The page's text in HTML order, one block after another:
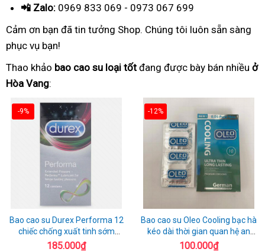
📲 Zalo: 0969 833 069 - 0973 067 699
Cảm ơn bạn đã tin tưởng Shop. Chúng tôi luôn sẵn sàng
phục vụ bạn!
Thao khảo bao cao su loại tốt đang được bày bán nhiều ở
Hòa Vang:
-9%
Bao cao su Durex Performa 12
chiếc chống xuất tinh sớm
chuẩn Thái Lan
185.000₫
-12%
Bao cao su Oleo Cooling bạc hà
kéo dài thời gian quan hệ an
toàn
100.000₫